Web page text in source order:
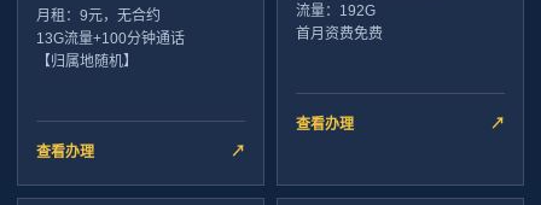
月租：9元，无合约
13G流量+100分钟通话
【归属地随机】
查看办理 ↗
流量：192G
首月资费免费
查看办理 ↗